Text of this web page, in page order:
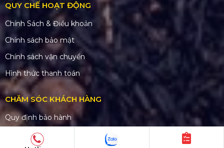
QUY CHẾ HOẠT ĐỘNG
Chính Sách & Điều khoản
Chính sách bảo mật
Chính sách vận chuyển
Hình thức thanh toán
CHĂM SÓC KHÁCH HÀNG
Quy định bảo hành
Chính sách bán hàng